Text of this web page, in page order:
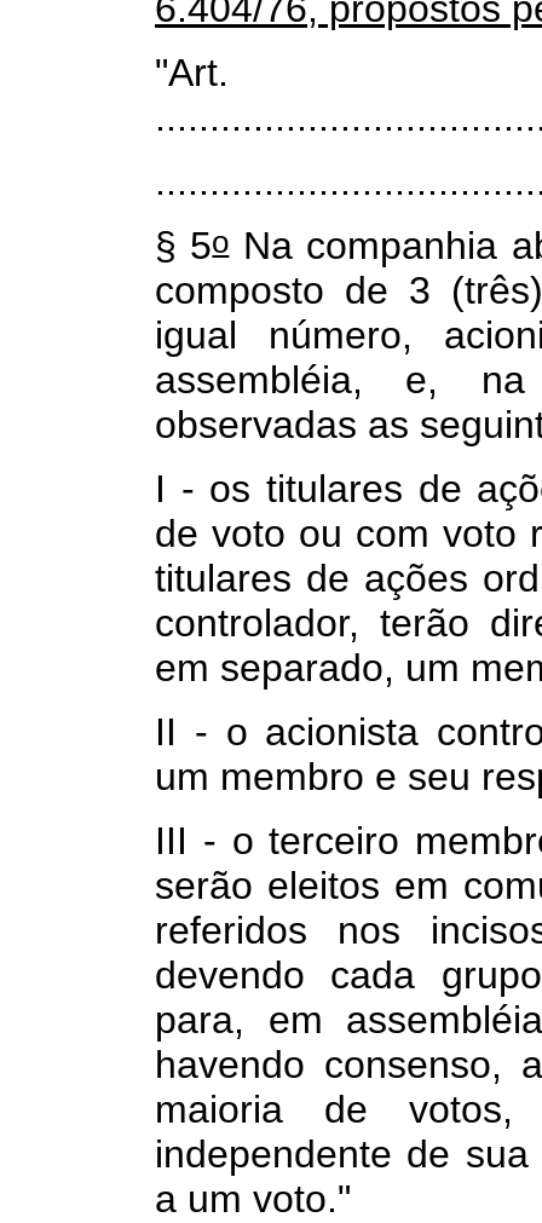
§ 5oNa companhia
composto de 3
igual número,
assembléia, e,
observadas as
I - os titulares de
de voto ou com voto
titulares de ações
controlador, terão
em separado, um
II - o acionista
um membro e seu
III - o terceiro
serão eleitos em
referidos nos
devendo cada
para, em
havendo consenso,
maioria de
independente de
a um voto."